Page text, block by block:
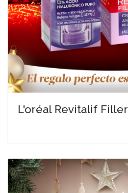
L'oréal Revitalif Filler